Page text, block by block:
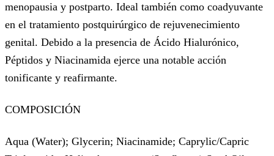
menopausia y postparto. Ideal también como coadyuvante
en el tratamiento postquirúrgico de rejuvenecimiento
genital. Debido a la presencia de Ácido Hialurónico,
Péptidos y Niacinamida ejerce una notable acción
tonificante y reafirmante.
COMPOSICIÓN
Aqua (Water); Glycerin; Niacinamide; Caprylic/Capric